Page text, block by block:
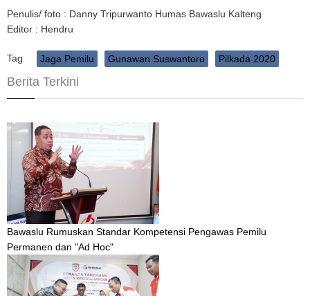
Penulis/ foto : Danny Tripurwanto Humas Bawaslu Kalteng
Editor : Hendru
Tag Jaga Pemilu Gunawan Suswantoro Pilkada 2020
Berita Terkini
Bawaslu Rumuskan Standar Kompetensi Pengawas Pemilu
Permanen dan "Ad Hoc"